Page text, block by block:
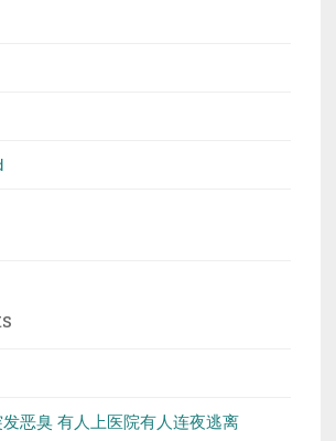
恶臭 有人上医院有人连夜逃离